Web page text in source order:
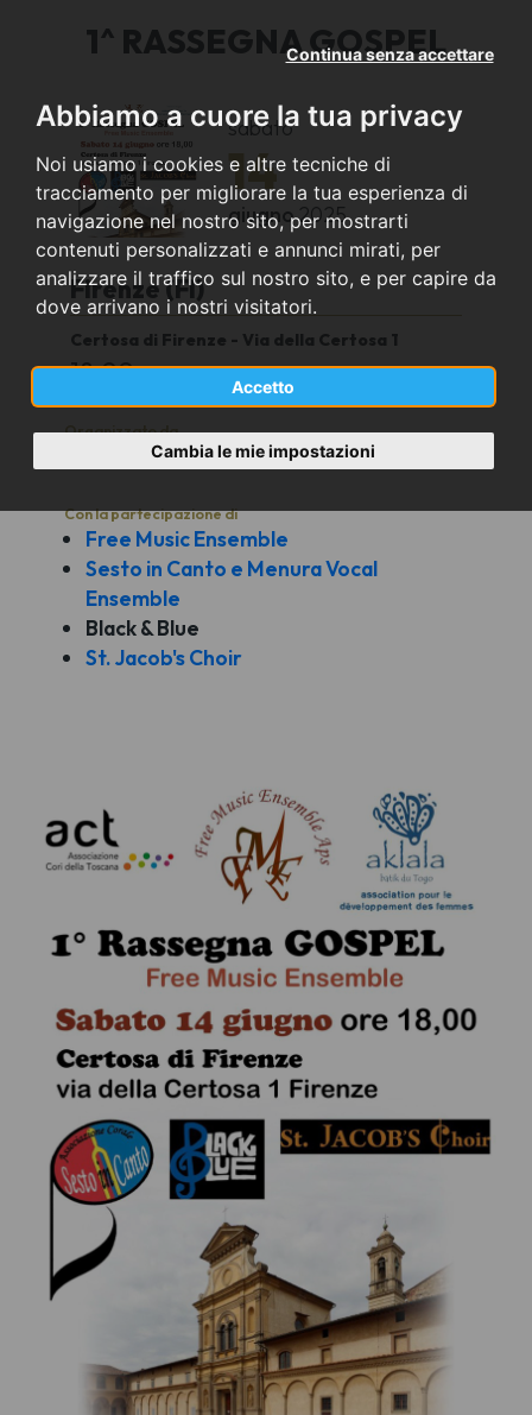
Abbiamo a cuore la tua privacy
Noi usiamo i cookies e altre tecniche di
tracciamento per migliorare la tua esperienza di
navigazione nel nostro sito, per mostrarti
contenuti personalizzati e annunci mirati, per
analizzare il traffico sul nostro sito, e per capire da
dove arrivano i nostri visitatori.
Accetto
Continua senza accettare
Cambia le mie impostazioni
1^ RASSEGNA GOSPEL
sabato
14
giugno2025
Firenze (FI)
Certosa di Firenze - Via della Certosa 1
18.00
Organizzato da
Free Music Ensemble
Con la partecipazione di
Free Music Ensemble
Sesto in Canto e Menura Vocal
Ensemble
Black & Blue
St. Jacob's Choir